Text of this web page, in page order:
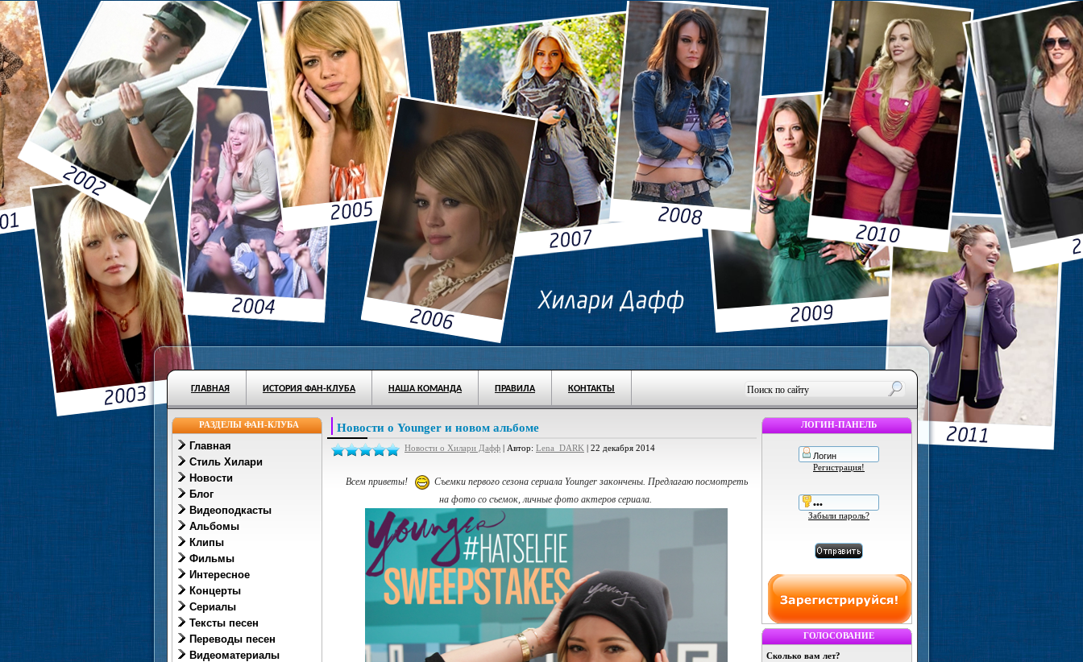
ГЛАВНАЯ ИСТОРИЯ ФАН-КЛУБА НАША КОМАНДА ПРАВИЛА КОНТАКТЫ
РАЗДЕЛЫ ФАН-КЛУБА
Главная
Стиль Хилари
Новости
Блог
Видеоподкасты
Альбомы
Клипы
Фильмы
Интересное
Концерты
Сериалы
Тексты песен
Переводы песен
Видеоматериалы
Новости о Younger и новом альбоме
Новости о Хилари Дафф | Автор: Lena_DARK | 22 декабря 2014
Всем приветы!
Съемки первого сезона сериала Younger закончены. Предлагаю посмотреть
на фото со съемок, личные фото актеров сериала.
ЛОГИН-ПАНЕЛЬ
Регистрация!
Забыли пароль?
ГОЛОСОВАНИЕ
Сколько вам лет?